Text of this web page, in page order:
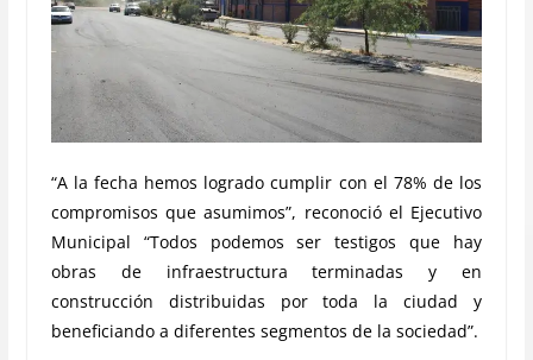
“A la fecha hemos logrado cumplir con el 78% de los
compromisos que asumimos”, reconoció el Ejecutivo
Municipal “Todos podemos ser testigos que hay
obras de infraestructura terminadas y en
construcción distribuidas por toda la ciudad y
beneficiando a diferentes segmentos de la sociedad”.